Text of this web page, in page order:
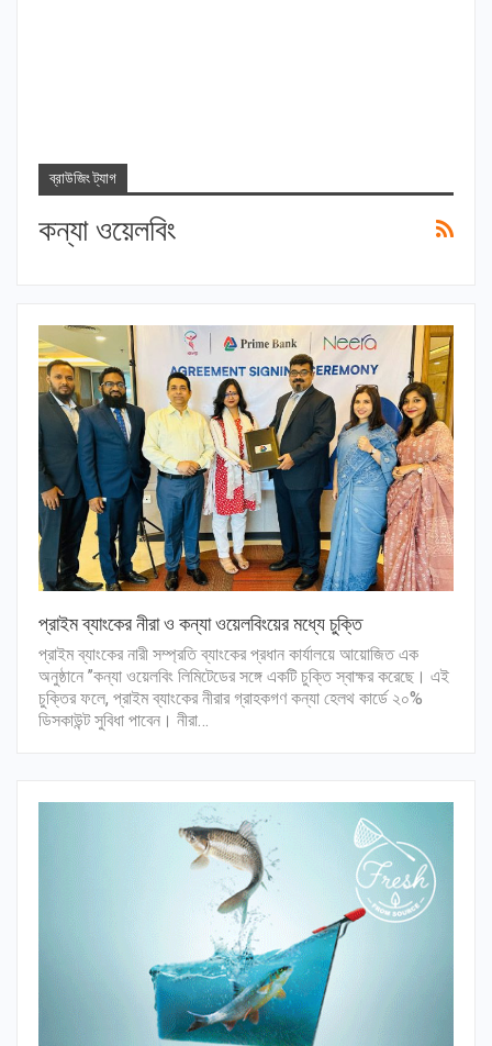
ব্রাউজিং ট্যাগ
কন্যা ওয়েলবিং
প্রাইম ব্যাংকের নীরা ও কন্যা ওয়েলবিংয়ের মধ্যে চুক্তি
প্রাইম ব্যাংকের নারী সম্প্রতি ব্যাংকের প্রধান কার্যালয়ে আয়োজিত এক
অনুষ্ঠানে ’’কন্যা ওয়েলবিং লিমিটেডের সঙ্গে একটি চুক্তি স্বাক্ষর করেছে। এই
চুক্তির ফলে, প্রাইম ব্যাংকের নীরার গ্রাহকগণ কন্যা হেলথ কার্ডে ২০%
ডিসকাউন্ট সুবিধা পাবেন। নীরা…